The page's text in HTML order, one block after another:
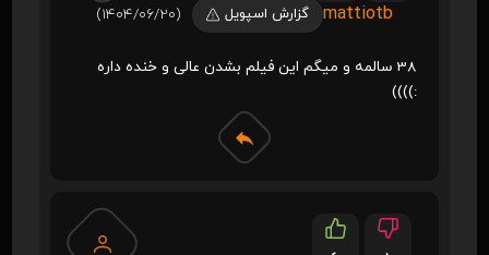
mattiotb
گزارش اسپویل (1404/06/20)
38 سالمه و میگم این فیلم بشدن عالی و خنده داره
:))))